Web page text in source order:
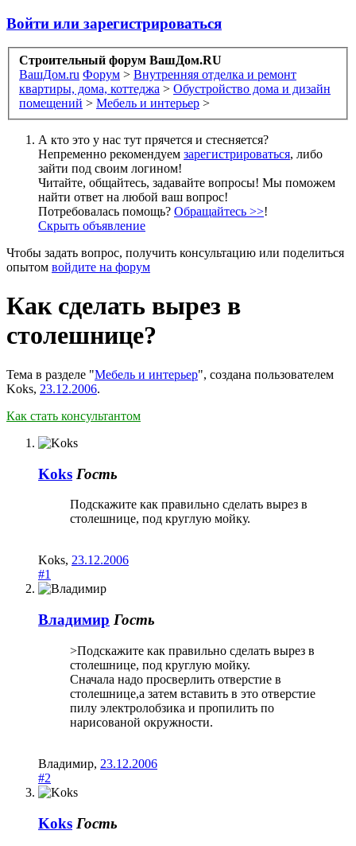
Войти или зарегистрироваться
Строительный форум ВашДом.RU
ВашДом.ru Форум > Внутренняя отделка и ремонт
квартиры, дома, коттеджа > Обустройство дома и дизайн
помещений > Мебель и интерьер >
А кто это у нас тут прячется и стесняется?
Непременно рекомендуем зарегистрироваться, либо
зайти под своим логином!
Читайте, общайтесь, задавайте вопросы! Мы поможем
найти ответ на любой ваш вопрос!
Потребовалась помощь? Обращайтесь >>!
Скрыть объявление
Чтобы задать вопрос, получить консультацию или поделиться
опытом войдите на форум
Как сделать вырез в
столешнице?
Тема в разделе "Мебель и интерьер", создана пользователем
Koks, 23.12.2006.
Как стать консультантом
Koks Гость
Подскажите как правильно сделать вырез в
столешнице, под круглую мойку.
Koks, 23.12.2006
#1
Владимир Гость
>Подскажите как правильно сделать вырез в
столешнице, под круглую мойку.
Сначала надо просверлить отверстие в
столешнице,а затем вставить в это отверстие
пилу электролобзика и пропилить по
нарисованой окружности.
Владимир, 23.12.2006
#2
Koks Гость